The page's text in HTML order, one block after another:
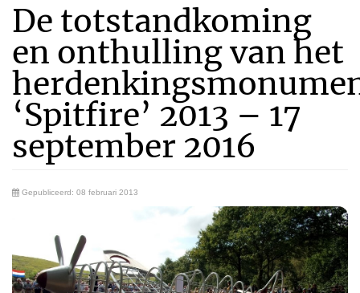
De totstandkoming
en onthulling van het
‘Spitfire’ 2013 – 17
september 2016
Gepubliceerd: 08 februari 2013